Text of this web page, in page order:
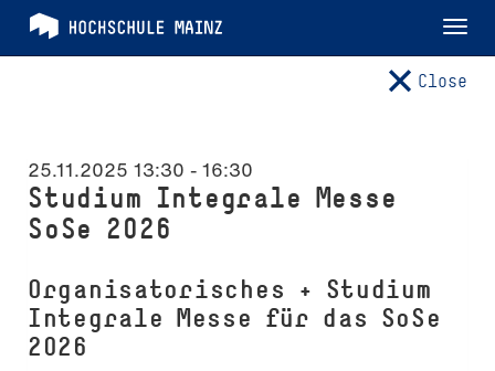
Close
25.11.2025 13:30 - 16:30
Studium Integrale Messe
SoSe 2026
Organisatorisches + Studium
Integrale Messe für das SoSe
2026